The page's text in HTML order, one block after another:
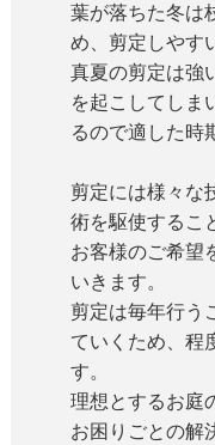
葉が落ちた冬は
め、剪定しやす
真夏の剪定は強
を起こしてしま
るので適した時
剪定には様々な
術を駆使するこ
お客様のご希望
いきます。
剪定は毎年行う
ていくため、程
す。
理想とするお庭
お困りごとの解